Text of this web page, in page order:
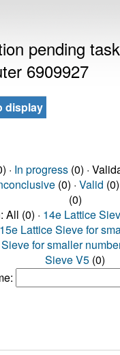
pending
6909927
display
· In progress(0) ·
(0) · Valid (0)
(0)
(0) · 14e Lattice
15e Lattice Sieve for
for smaller
Sieve V5 (0)